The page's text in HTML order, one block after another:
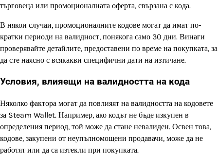
търговеца или промоционалната оферта, свързана с кода.
В някои случаи, промоционалните кодове могат да имат по-
кратки периоди на валидност, понякога само 30 дни. Винаги
проверявайте детайлите, предоставени по време на покупката, за
да сте наясно с всякакви специфични дати на изтичане.
Условия, влияещи на валидността на кода
Няколко фактора могат да повлияят на валидността на кодовете
за Steam Wallet. Например, ако кодът не бъде изкупен в
определения период, той може да стане невалиден. Освен това,
кодове, закупени от неупълномощени продавачи, може да не
работят или да са изтекли при покупката.